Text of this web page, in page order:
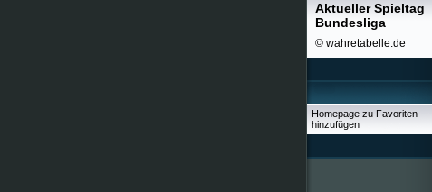
Aktueller Spieltag
Bundesliga
© wahretabelle.de
Homepage zu Favoriten
hinzufügen